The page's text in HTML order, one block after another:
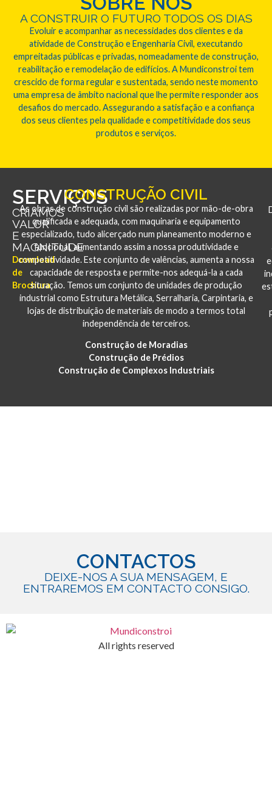
A CONSTRUIR O FUTURO TODOS OS DIAS
Evoluir e acompanhar as necessidades dos clientes e da
atividade de Construção e Engenharia Civil, executando
empreitadas públicas e privadas, nomeadamente de construção,
reabilitação e remodelação de edifícios. A Mundiconstroi tem
crescido de forma regular e sustentada, sendo neste momento
uma empresa de âmbito nacional que lhe permite responder aos
desafios do mercado. Assegurando a satisfação e a confiança
dos seus clientes pela qualidade e competitividade dos seus
produtos e serviços.
SERVIÇOS
CRIAMOS
VALOR
E
MAGNITUDE
Download
de
Brochura
CONSTRUÇÃO CIVIL
As obras de construção civil são realizadas por mão-de-obra
qualificada e adequada, com maquinaria e equipamento
especializado, tudo alicerçado num planeamento moderno e
funcional, aumentando assim a nossa produtividade e
competitividade. Este conjunto de valências, aumenta a nossa
capacidade de resposta e permite-nos adequá-la a cada
situação. Temos um conjunto de unidades de produção
industrial como Estrutura Metálica, Serralharia, Carpintaria, e
lojas de distribuição de materiais de modo a termos total
independência de terceiros.
Construção de Moradias
Construção de Prédios
Construção de Complexos Industriais
CONTACTOS
DEIXE-NOS A SUA MENSAGEM, E
ENTRAREMOS EM CONTACTO CONSIGO.
All rights reserved